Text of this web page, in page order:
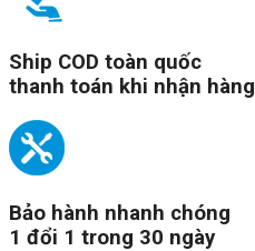
Ship COD toàn quốc
thanh toán khi nhận hàng
Bảo hành nhanh chóng
1 đổi 1 trong 30 ngày